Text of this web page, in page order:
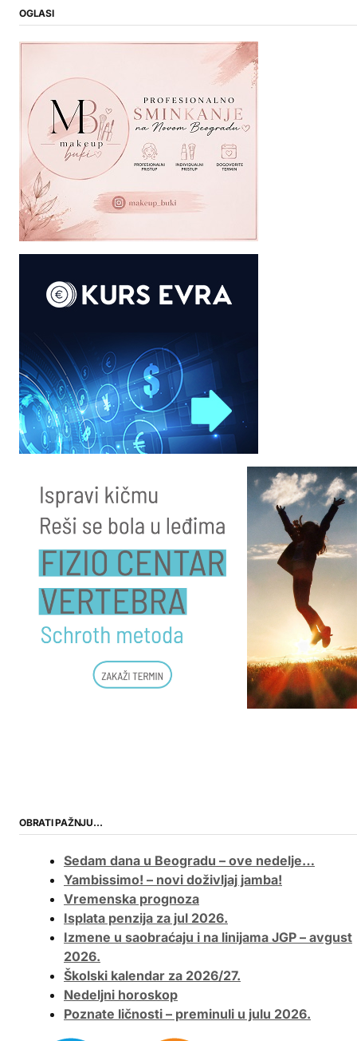
OGLASI
OBRATI PAŽNJU…
Sedam dana u Beogradu – ove nedelje…
Yambissimo! – novi doživljaj jamba!
Vremenska prognoza
Isplata penzija za jul 2026.
Izmene u saobraćaju i na linijama JGP – avgust
2026.
Školski kalendar za 2026/27.
Nedeljni horoskop
Poznate ličnosti – preminuli u julu 2026.